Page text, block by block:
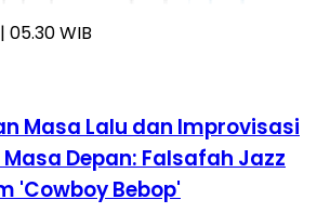
05.30 WIB
Masa Lalu dan Improvisasi
Depan: Falsafah Jazz
'Cowboy Bebop'